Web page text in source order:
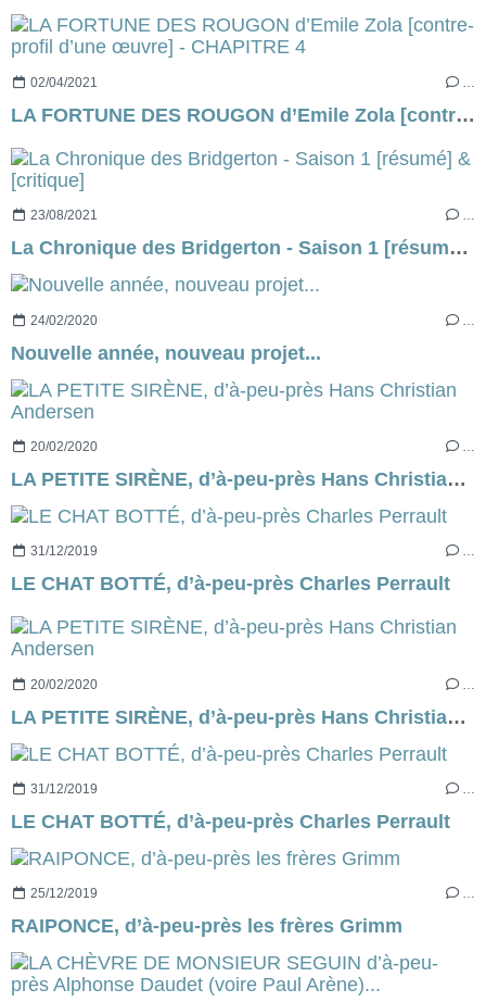
02/04/2021
LA FORTUNE DES ROUGON d’Emile Zola [contre-profil d’une œuvre] - CHAPITRE 4
23/08/2021 …
La Chronique des Bridgerton - Saison 1 [résumé] & [critique]
24/02/2020
Nouvelle année, nouveau projet...
20/02/2020 …
LA PETITE SIRÈNE, d’à-peu-près Hans Christian Andersen
31/12/2019 …
LE CHAT BOTTÉ, d’à-peu-près Charles Perrault
20/02/2020
LA PETITE SIRÈNE, d’à-peu-près Hans Christian Andersen
31/12/2019 …
LE CHAT BOTTÉ, d’à-peu-près Charles Perrault
25/12/2019 …
RAIPONCE, d’à-peu-près les frères Grimm